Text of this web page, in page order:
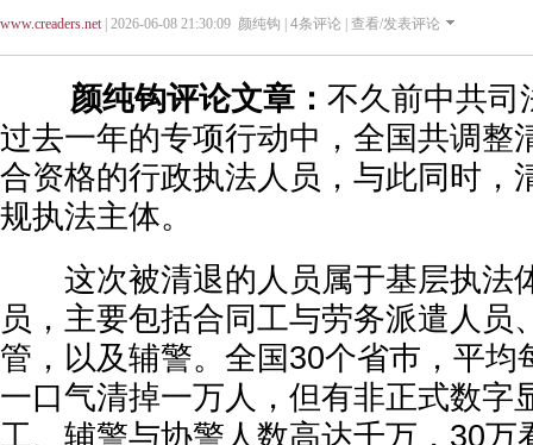
www.creaders.net| 2026-06-08 21:30:09 颜纯钩 | 4条评论 | 查看/发表评论
颜纯钩评论文章： 不久前中共司
过去一年的专项行动中，全国共调整
合资格的行政执法人员，与此同时，
规执法主体。
这次被清退的人员属于基层执法
员，主要包括合同工与劳务派遣人员
管，以及辅警。全国30个省巿，平均
一口气清掉一万人，但有非正式数字
工、辅警与协警人数高达千万，30万